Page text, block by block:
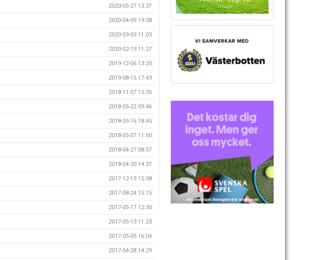
2020-05-27 13:37
2020-04-09 19:08
2020-03-03 11:03
2020-02-19 11:27
2019-12-06 13:20
2019-08-15 17:43
2018-11-07 15:35
2018-05-22 09:46
2018-05-16 18:45
2018-05-07 11:00
2018-04-27 08:57
2018-04-20 14:37
2017-12-19 15:08
2017-08-24 15:15
2017-05-17 12:30
2017-05-13 11:23
2017-05-05 16:04
2017-04-28 14:29